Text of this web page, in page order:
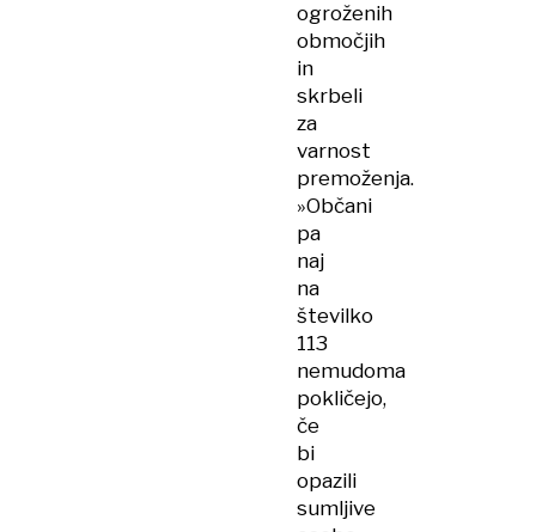
ogroženih
območjih
in
skrbeli
za
varnost
premoženja.
»Občani
pa
naj
na
številko
113
nemudoma
pokličejo,
če
bi
opazili
sumljive